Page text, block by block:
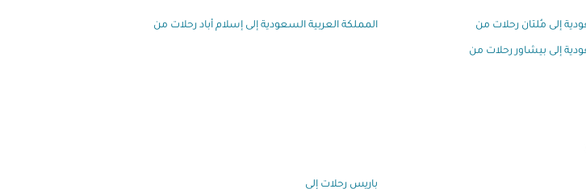
إلى مُلتان رحلات من المملكة العربية السعودية إلى إسلام أباد رحلات من
إلى بيشاور رحلات من
باريس رحلات إلى